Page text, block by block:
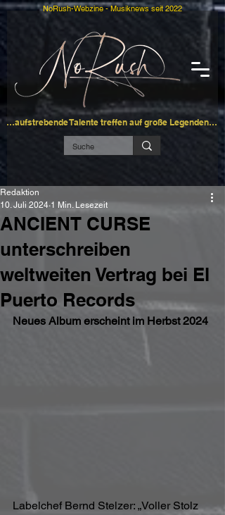
…aufstrebende Talente treffen auf große Legenden…
NoRush-Webzine - Musiknews seit 2022
ANCIENT CURSE
unterschreiben
weltweiten Vertrag bei El
Puerto Records
Redaktion
10. Juli 2024 1 Min. Lesezeit
Neues Album erscheint im Herbst 2024
Labelchef Bernd Stelzer: „Voller Stolz